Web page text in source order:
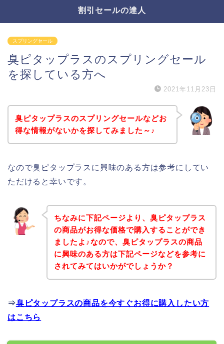
割引セールの達人
スプリングセール
臭ピタップラスのスプリングセール
を探している方へ
2021年11月23日
臭ピタップラスのスプリングセールなどお
得な情報がないかを探してみました～♪
なので臭ピタップラスに興味のある方は参考にしてい
ただけると幸いです。
ちなみに下記ページより、臭ピタップラス
の商品がお得な価格で購入することができ
ましたよ♪なので、臭ピタップラスの商品
に興味のある方は下記ページなどを参考に
されてみてはいかがでしょうか？
⇒臭ピタップラスの商品を今すぐお得に購入したい方
はこちら